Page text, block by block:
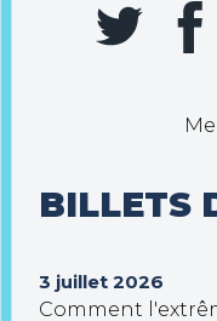
BILLETS
3 juillet 2026
Comment